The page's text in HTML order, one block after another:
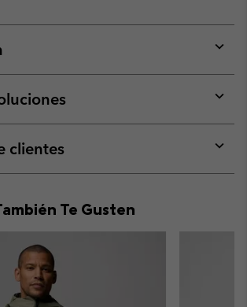
or
or
clientes
or
Te Gusten